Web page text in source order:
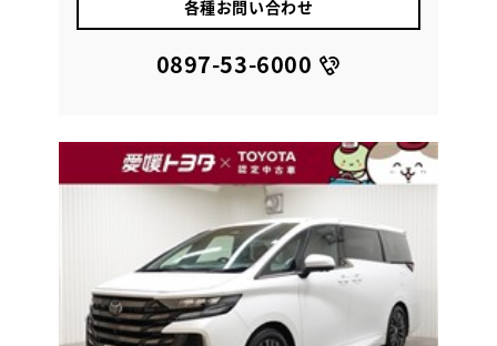
各種お問い合わせ
0897-53-6000